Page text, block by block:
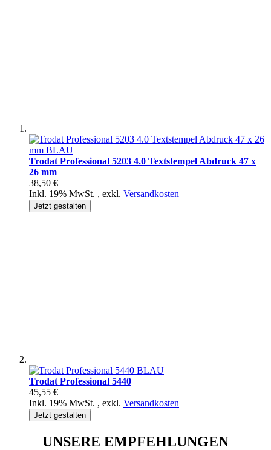
Trodat Professional 5203 4.0 Textstempel Abdruck 47 x
26 mm
38,50 €
Inkl. 19% MwSt. , exkl. Versandkosten
Jetzt gestalten
Trodat Professional 5440
45,55 €
Inkl. 19% MwSt. , exkl. Versandkosten
Jetzt gestalten
UNSERE EMPFEHLUNGEN